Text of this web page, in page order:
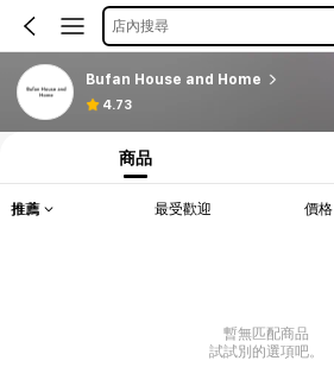
店內搜尋
Bufan House and Home
4.73
商品
推薦 最受歡迎 價格
暫無匹配商品
試試別的選項吧。